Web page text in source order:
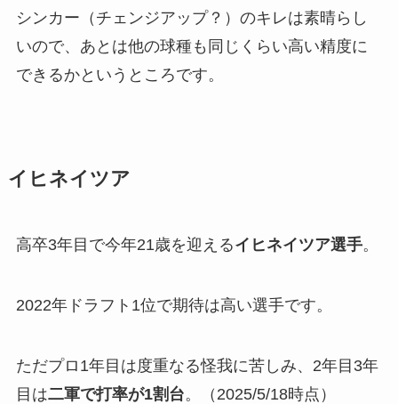
シンカー（チェンジアップ？）のキレは素晴らし
いので、あとは他の球種も同じくらい高い精度に
できるかというところです。
イヒネイツア
高卒3年目で今年21歳を迎えるイヒネイツア選手。
2022年ドラフト1位で期待は高い選手です。
ただプロ1年目は度重なる怪我に苦しみ、2年目3年
目は二軍で打率が1割台。（2025/5/18時点）